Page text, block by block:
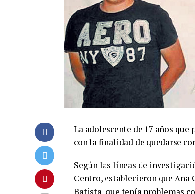
La adolescente de 17 años
con la finalidad de quedarse
Según las líneas de
Centro, establecieron que
Batista, que tenía problemas